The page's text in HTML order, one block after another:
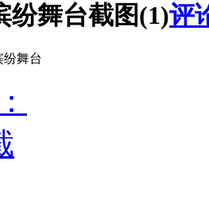
纷舞台截图(1)评
纷舞台